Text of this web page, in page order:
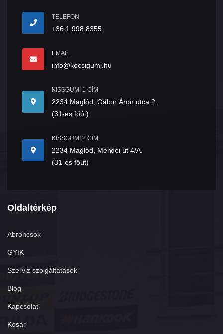
TELEFON
+36 1 998 8355
EMAIL
info@kocsigumi.hu
KISSGUMI 1 CÍM
2234 Maglód, Gábor Áron utca 2.
(31-es főút)
KISSGUMI 2 CÍM
2234 Maglód, Mendei út 4/A.
(31-es főút)
Oldaltérkép
Abroncsok
GYIK
Szerviz szolgáltatások
Blog
Kapcsolat
Kosár